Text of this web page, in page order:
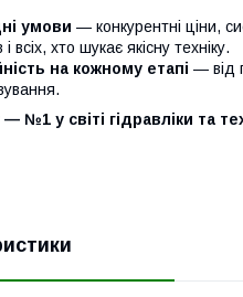
умови — конкурентні ціни,
і всіх, хто шукає якісну техніку.
на кожному етапі — від
№1 у світі гідравліки та